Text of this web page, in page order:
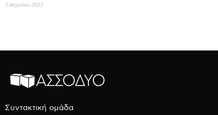
3 Απριλίου 2023
Συντακτική ομάδα